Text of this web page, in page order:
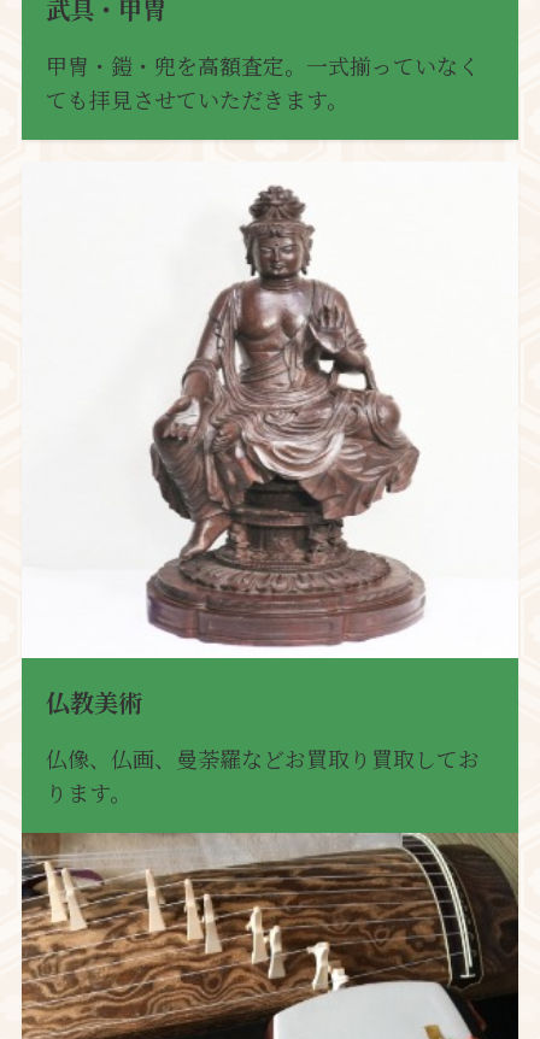
武具・甲冑
甲冑・鎧・兜を高額査定。一式揃っていなく
ても拝見させていただきます。
仏教美術
仏像、仏画、曼荼羅などお買取り買取してお
ります。